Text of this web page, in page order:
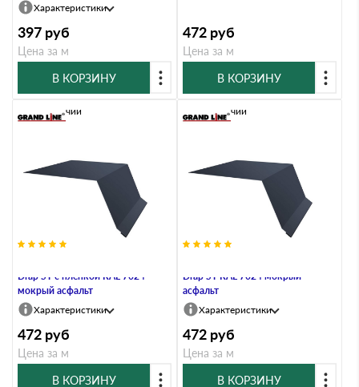
Характеристики
397 руб
Цена за м
В КОРЗИНУ
472 руб
Цена за м
В КОРЗИНУ
Drap ST с пленкой RAL 7024
мокрый асфальт
В наличии
Характеристики
472 руб
Цена за м
В КОРЗИНУ
Drap ST RAL 7024 мокрый
асфальт
В наличии
Характеристики
472 руб
Цена за м
В КОРЗИНУ